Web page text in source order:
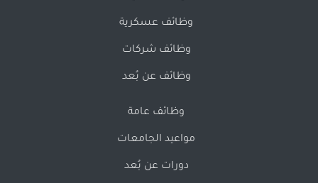
وظائف عسكرية
وظائف شركات
وظائف عن بُعد
وظائف عامة
مواعيد الجامعات
دورات عن بُعد